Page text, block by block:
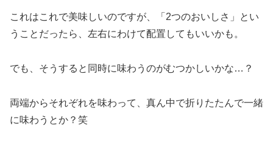
これはこれで美味しいのですが、「2つのおいしさ」とい
うことだったら、左右にわけて配置してもいいかも。
でも、そうすると同時に味わうのがむつかしいかな…？
両端からそれぞれを味わって、真ん中で折りたたんで一緒
に味わうとか？笑